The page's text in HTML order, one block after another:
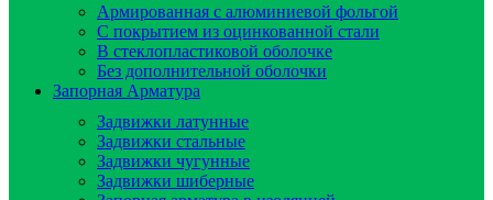
Армированная с алюминиевой фольгой
C покрытием из оцинкованной стали
В стеклопластиковой оболочке
Без дополнительной оболочки
Запорная Арматура
Задвижки латунные
Задвижки стальные
Задвижки чугунные
Задвижки шиберные